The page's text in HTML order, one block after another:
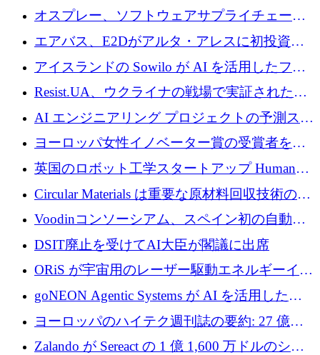
グループとしてポートフォリオを拡大し ETG
に買収
オスプレー、ソフトウェアサプライチェーン
攻撃を阻止するために265万ドルを確保
エアバス、E2Dがアルタ・アレスに初投資、
欧州防衛技術ファンドに5億ユーロを拠出
アイスランドの Sowilo が AI を活用したファ
ッション製品インテリジェンス プラットフォ
ームを拡大するためにプレシードを調達
Resist.UA、ウクライナの戦場で実証された防
衛技術を拡大するために5,000万ユーロの欧州
基金を立ち上げる
AI エンジニアリング プロジェクトの予測スタ
ートアップ Cascade が a16z アクセラレータか
らの支援を獲得
ヨーロッパ女性イノベーター賞の受賞者を紹
介します
英国のロボット工学スタートアップ Humanoid
がシリーズ A 1 億 5,200 万ドルで評価額 13 億
5,000 万ドルに到達
Circular Materials は重要な原材料回収技術の拡
張に 1,180 万ユーロを確保
Voodinコンソーシアム、スペイン初の自動木
製ブレード工場の建設にEU補助金4,800万ユ
ーロを確保
DSIT廃止を受けてAI大臣が閣議に出席
ORiS が宇宙用のレーザー駆動エネルギーイン
フラの構築に 500 万ユーロを調達
goNEON Agentic Systems が AI を活用したイ
ンフラ計画を加速するために 16 万ユーロを確
ヨーロッパのハイテク週刊誌の要約: 27 億ユ
ーロを超える 60 以上のハイテク資金調達取引
Zalando が Sereact の 1 億 1,600 万ドルのシリ